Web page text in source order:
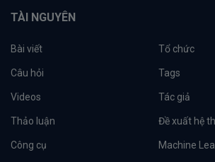
TÀI NGUYÊN
Bài viết Tổ chức
Câu hỏi Tags
Videos Tác giả
Thảo luận Đề xuất hệ
Công cụ Machine